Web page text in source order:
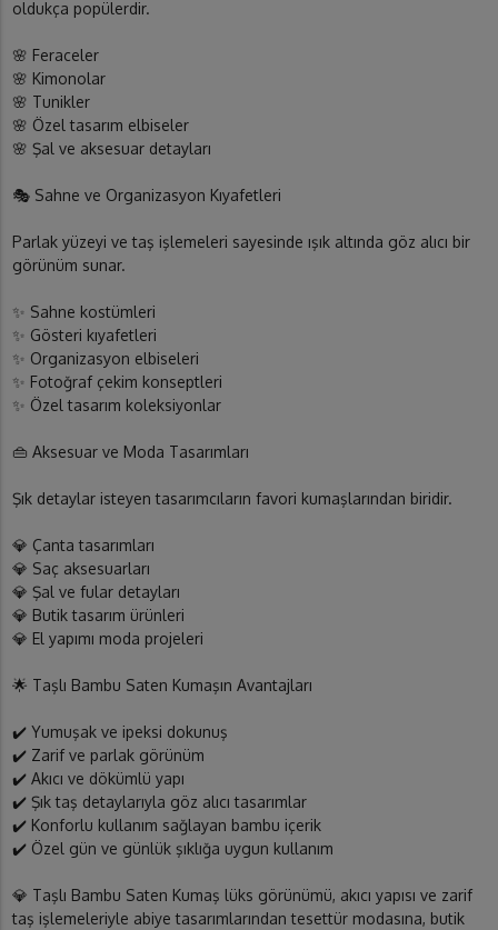
oldukça popülerdir.
🌸 Feraceler
🌸 Kimonolar
🌸 Tunikler
🌸 Özel tasarım elbiseler
🌸 Şal ve aksesuar detayları
🎭 Sahne ve Organizasyon Kıyafetleri
Parlak yüzeyi ve taş işlemeleri sayesinde ışık altında göz alıcı bir
görünüm sunar.
✨ Sahne kostümleri
✨ Gösteri kıyafetleri
✨ Organizasyon elbiseleri
✨ Fotoğraf çekim konseptleri
✨ Özel tasarım koleksiyonlar
👜 Aksesuar ve Moda Tasarımları
Şık detaylar isteyen tasarımcıların favori kumaşlarından biridir.
💎 Çanta tasarımları
💎 Saç aksesuarları
💎 Şal ve fular detayları
💎 Butik tasarım ürünleri
💎 El yapımı moda projeleri
🌟 Taşlı Bambu Saten Kumaşın Avantajları
✔️ Yumuşak ve ipeksi dokunuş
✔️ Zarif ve parlak görünüm
✔️ Akıcı ve dökümlü yapı
✔️ Şık taş detaylarıyla göz alıcı tasarımlar
✔️ Konforlu kullanım sağlayan bambu içerik
✔️ Özel gün ve günlük şıklığa uygun kullanım
💎 Taşlı Bambu Saten Kumaş lüks görünümü, akıcı yapısı ve zarif
taş işlemeleriyle abiye tasarımlarından tesettür modasına, butik